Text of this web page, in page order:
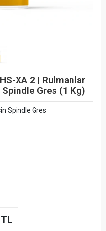
HS-XA 2 | Rulmanlar
Spindle Gres (1 Kg)
Spindle Gres